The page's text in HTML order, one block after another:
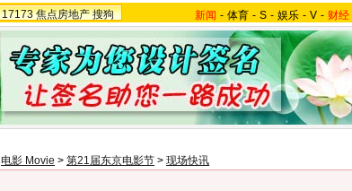
17173 焦点房地产 搜狗 新闻 - 体育 - S - 娱乐 - V - 财经
电影 Movie > 第21届东京电影节 > 现场快讯